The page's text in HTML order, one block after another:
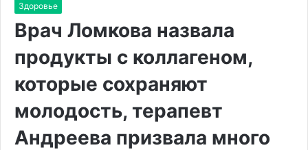
Здоровье
Врач Ломкова назвала
продукты с коллагеном,
которые сохраняют
молодость, терапевт
Андреева призвала много